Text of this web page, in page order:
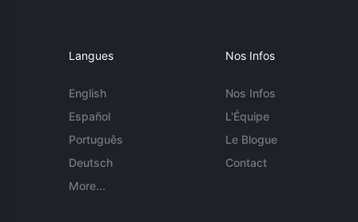
Langues
English
Español
Português
Deutsch
More...
Nos Infos
Nos Infos
L'Équipe
Le Blogue
Contact